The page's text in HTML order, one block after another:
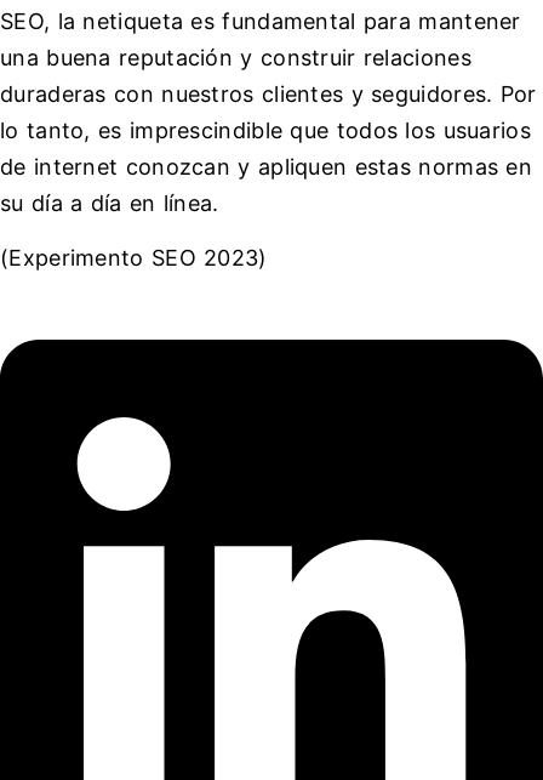
SEO, la netiqueta es fundamental para mantener
una buena reputación y construir relaciones
duraderas con nuestros clientes y seguidores. Por
lo tanto, es imprescindible que todos los usuarios
de internet conozcan y apliquen estas normas en
su día a día en línea.
(Experimento SEO 2023)